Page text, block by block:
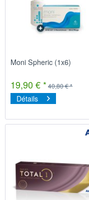
Moni Spheric (1x6)
19,90 € * 40,80 € *
Détails